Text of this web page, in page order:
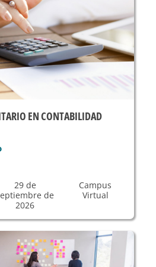
EN CONTABILIDAD
29 de
de
2026
Campus
Virtual